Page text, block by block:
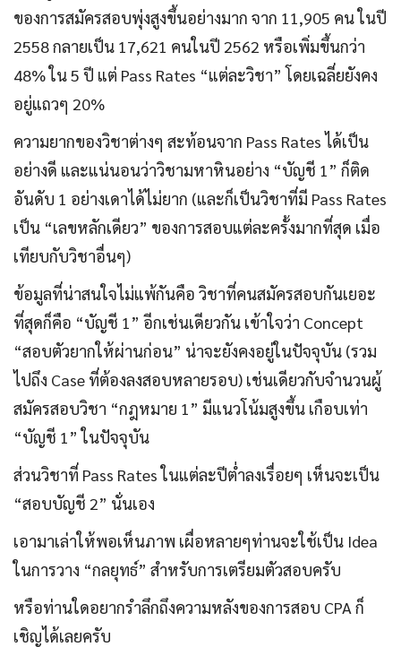
ของการสมัครสอบพุ่งสูงขึ้นอย่างมาก จาก 11,905 คน ในปี
2558 กลายเป็น 17,621 คนในปี 2562 หรือเพิ่มขึ้นกว่า
48% ใน 5 ปี แต่ Pass Rates “แต่ละวิชา” โดยเฉลี่ยยังคง
อยู่แถวๆ 20%
ความยากของวิชาต่างๆ สะท้อนจาก Pass Rates ได้เป็น
อย่างดี และแน่นอนว่าวิชามหาหินอย่าง “บัญชี 1” ก็ติด
อันดับ 1 อย่างเดาได้ไม่ยาก (และก็เป็นวิชาที่มี Pass Rates
เป็น “เลขหลักเดียว” ของการสอบแต่ละครั้งมากที่สุด เมื่อ
เทียบกับวิชาอื่นๆ)
ข้อมูลที่น่าสนใจไม่แพ้กันคือ วิชาที่คนสมัครสอบกันเยอะ
ที่สุดก็คือ “บัญชี 1” อีกเช่นเดียวกัน เข้าใจว่า Concept
“สอบตัวยากให้ผ่านก่อน” น่าจะยังคงอยู่ในปัจจุบัน (รวม
ไปถึง Case ที่ต้องลงสอบหลายรอบ) เช่นเดียวกับจำนวนผู้
สมัครสอบวิชา “กฎหมาย 1” มีแนวโน้มสูงขึ้น เกือบเท่า
“บัญชี 1” ในปัจจุบัน
ส่วนวิชาที่ Pass Rates ในแต่ละปีต่ำลงเรื่อยๆ เห็นจะเป็น
“สอบบัญชี 2” นั่นเอง
เอามาเล่าให้พอเห็นภาพ เผื่อหลายๆท่านจะใช้เป็น Idea
ในการวาง “กลยุทธ์” สำหรับการเตรียมตัวสอบครับ
หรือท่านใดอยากรำลึกถึงความหลังของการสอบ CPA ก็
เชิญได้เลยครับ